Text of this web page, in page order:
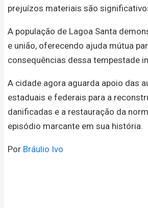
prejuízos materiais são
A população de Lagoa Santa
e união, oferecendo ajuda mútua
consequências dessa tempestade
A cidade agora aguarda apoio das
estaduais e federais para a
danificadas e a restauração da
episódio marcante em sua história.
Por Bráulio Ivo